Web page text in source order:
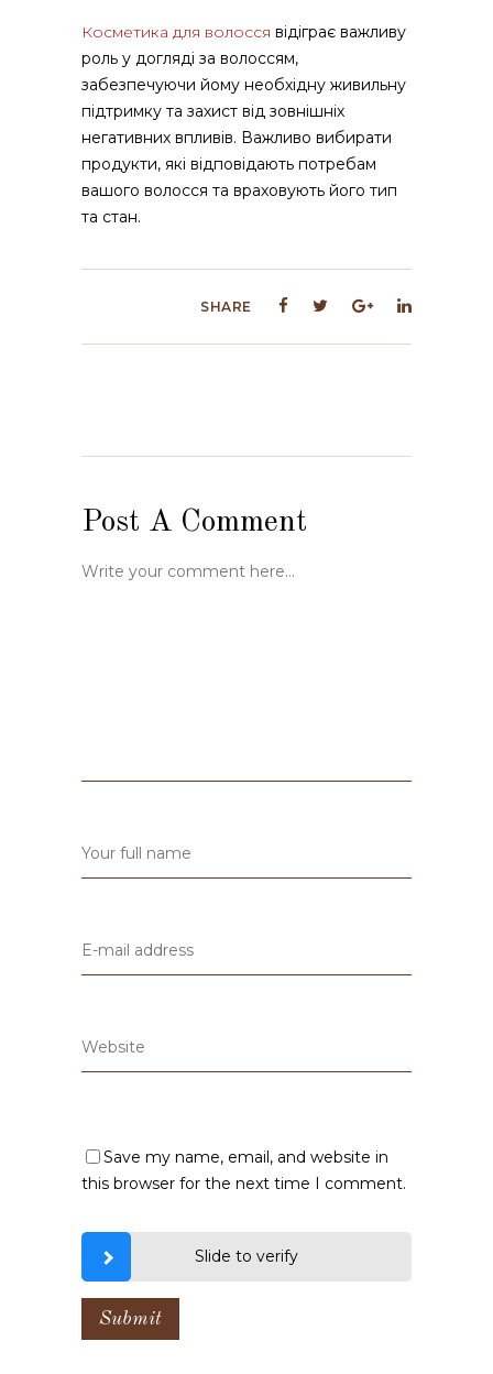
Косметика для волосся відіграє важливу
роль у догляді за волоссям,
забезпечуючи йому необхідну живильну
підтримку та захист від зовнішніх
негативних впливів. Важливо вибирати
продукти, які відповідають потребам
вашого волосся та враховують його тип
та стан.
SHARE
Post A Comment
Save my name, email, and website in
this browser for the next time I comment.
Slide to verify